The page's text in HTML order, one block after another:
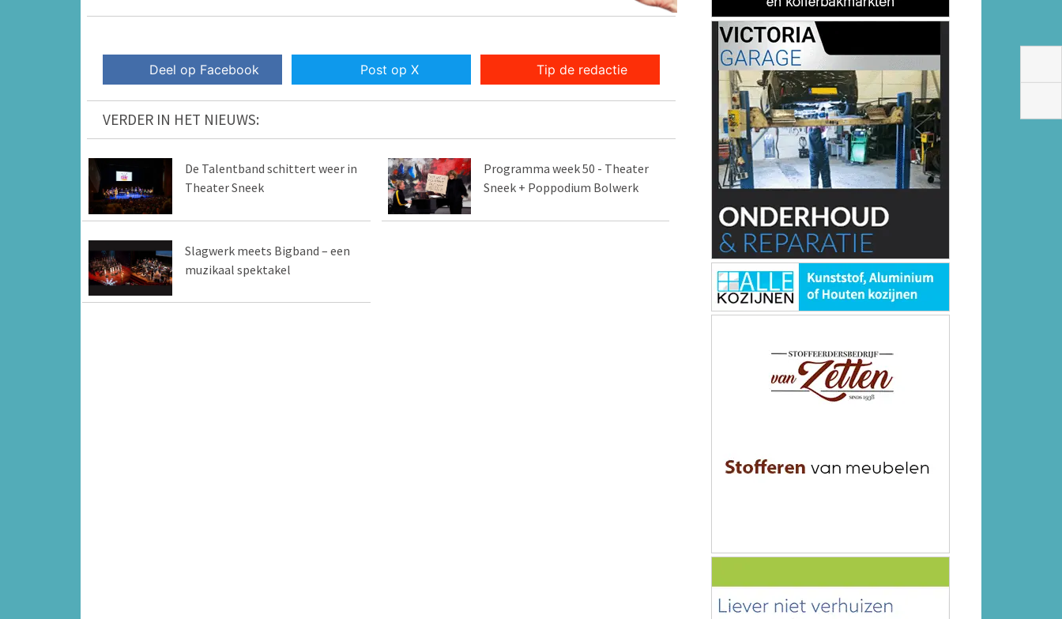
Deel op Facebook Post op X Tip de redactie
VERDER IN HET NIEUWS:
De Talentband schittert weer in
Theater Sneek
Programma week 50 - Theater
Sneek + Poppodium Bolwerk
Slagwerk meets Bigband – een
muzikaal spektakel